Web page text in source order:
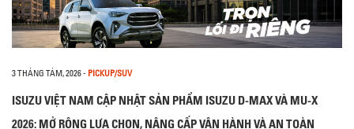
3 THÁNG TÁM, 2026- PICKUP/SUV
ISUZU VIỆT NAM CẬP NHẬT SẢN PHẨM ISUZU D-MAX VÀ MU-X
2026: MỞ RỘNG LỰA CHỌN, NÂNG CẤP VẬN HÀNH VÀ AN TOÀN